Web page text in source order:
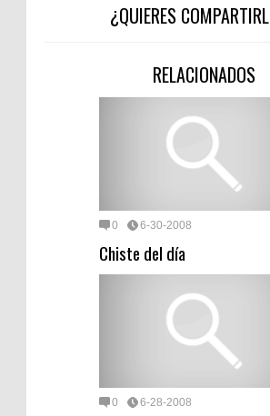
¿QUIERES
RELACIONADOS
0 6-30-2008
Chiste del día
0 6-28-2008